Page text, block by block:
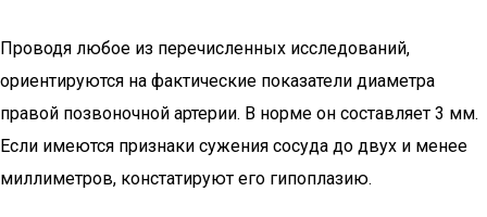
Проводя любое из перечисленных исследований,
ориентируются на фактические показатели диаметра
правой позвоночной артерии. В норме он составляет 3 мм.
Если имеются признаки сужения сосуда до двух и менее
миллиметров, констатируют его гипоплазию.